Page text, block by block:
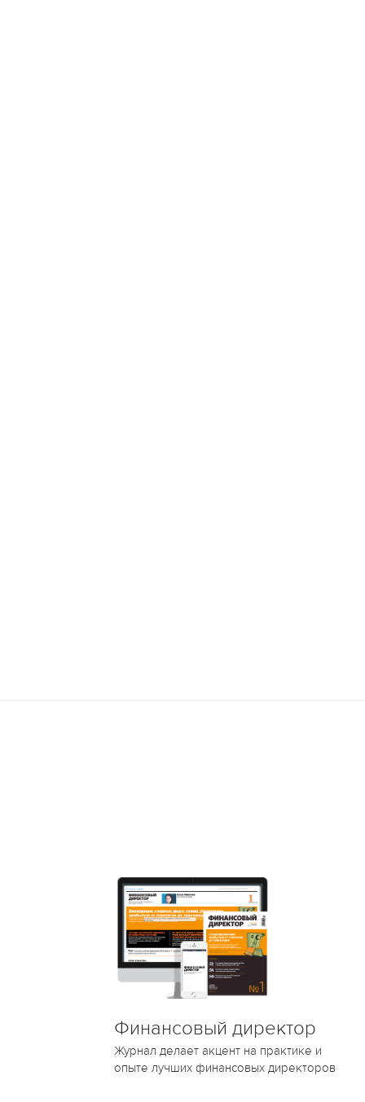
Финансовый директор
Журнал делает акцент на практике и
опыте лучших финансовых директоров